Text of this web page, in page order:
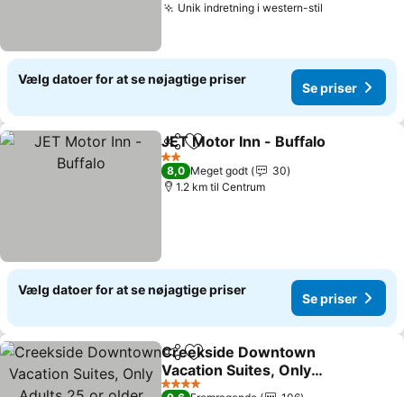
Unik indretning i western-stil
Vælg datoer for at se nøjagtige priser
Se priser
Del Føj til favoritter
JET Motor Inn - Buffalo
2 Stjerner
8,0 Meget godt
30
1.2 km til Centrum
Vælg datoer for at se nøjagtige priser
Se priser
Del Føj til favoritter
Creekside Downtown
Vacation Suites, Only
Adults 25 or older
Se priser
4 Stjerner